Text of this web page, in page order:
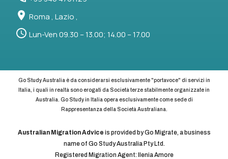
Roma , Lazio ,
Lun-Ven 09.30 – 13.00; 14.00 – 17.00
Go Study Australia è da considerarsi esclusivamente "portavoce" di servizi in
Italia, i quali in realtà sono erogati da Società terze stabilmente organizzate in
Australia. Go Study in Italia opera esclusivamente come sede di
Rappresentanza della Società Australiana.
Australian Migration Advice is provided by Go Migrate, a business
name of Go Study Australia Pty Ltd.
Registered Migration Agent: Ilenia Amore